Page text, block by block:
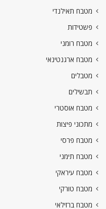
מטבח תאילנדי
פשטידות
מטבח רומני
מטבח ארגנטינאי
מטבלים
תבשילים
מטבח אוסטרי
מתכוני פיצות
מטבח פרסי
מטבח תימני
מטבח עיראקי
מטבח טורקי
מטבח ברזילאי